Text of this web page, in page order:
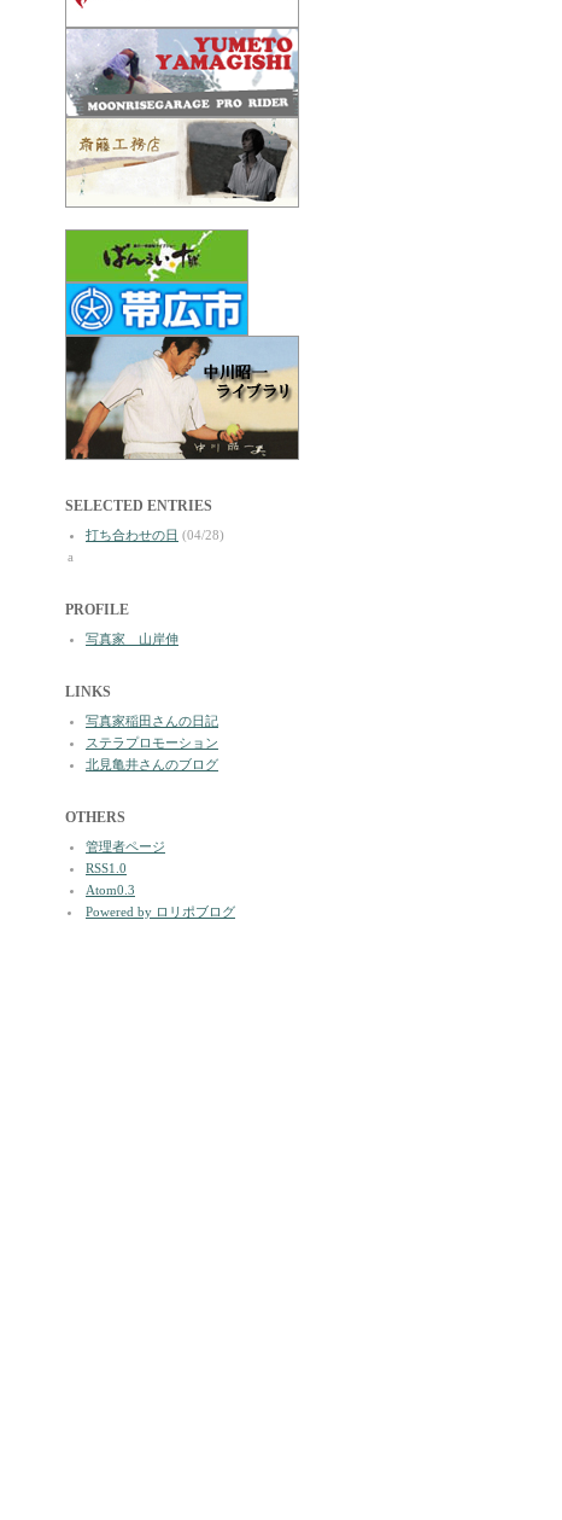
SELECTED ENTRIES
打ち合わせの日 (04/28)
a
PROFILE
写真家 山岸伸
LINKS
写真家稲田さんの日記
ステラプロモーション
北見亀井さんのブログ
OTHERS
管理者ページ
RSS1.0
Atom0.3
Powered by ロリポブログ